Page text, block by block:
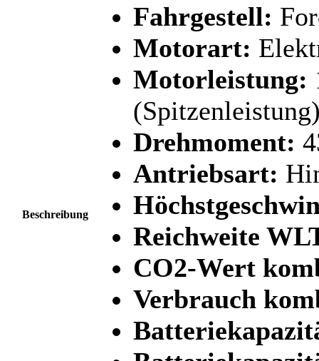
Beschreibung
Fahrgestell:
Motorart:
Motorleistung:
Drehmoment:
Antriebsart:
Reichweite
CO2-Wert
Verbrauch